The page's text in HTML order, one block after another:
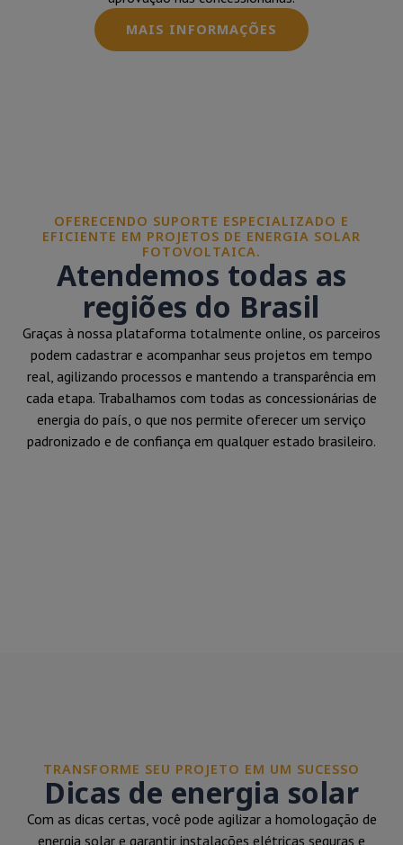
MAIS INFORMAÇÕES
OFERECENDO SUPORTE ESPECIALIZADO E
EFICIENTE EM PROJETOS DE ENERGIA SOLAR
FOTOVOLTAICA.
Atendemos todas as
regiões do Brasil
Graças à nossa plataforma totalmente online, os parceiros
podem cadastrar e acompanhar seus projetos em tempo
real, agilizando processos e mantendo a transparência em
cada etapa. Trabalhamos com todas as concessionárias de
energia do país, o que nos permite oferecer um serviço
padronizado e de confiança em qualquer estado brasileiro.
TRANSFORME SEU PROJETO EM UM SUCESSO
Dicas de energia solar
Com as dicas certas, você pode agilizar a homologação de
energia solar e garantir instalações elétricas seguras e